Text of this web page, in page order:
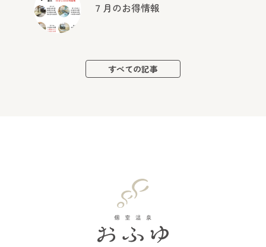
７月のお得情報
すべての記事